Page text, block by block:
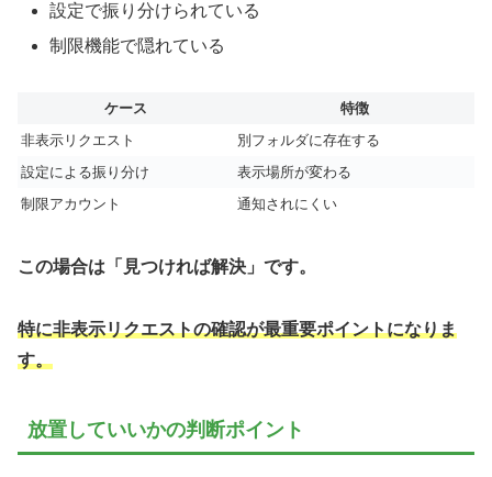
設定で振り分けられている
制限機能で隠れている
ケース
特徴
非表示リクエスト
別フォルダに存在する
設定による振り分け
表示場所が変わる
制限アカウント
通知されにくい
この場合は「見つければ解決」です。
特に非表示リクエストの確認が最重要ポイントになりま
す。
放置していいかの判断ポイント